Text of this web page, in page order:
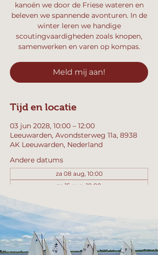
kanoën we door de Friese wateren en
beleven we spannende avonturen. In de
winter leren we handige
scoutingvaardigheden zoals knopen,
samenwerken en varen op kompas.
Meld mij aan!
Tijd en locatie
03 jun 2028, 10:00 – 12:00
Leeuwarden, Avondsterweg 11a, 8938
AK Leeuwarden, Nederland
Andere datums
za 08 aug, 10:00
za 15 aug, 10:00
Bekijk alle 358 datums
Meld mij aan!